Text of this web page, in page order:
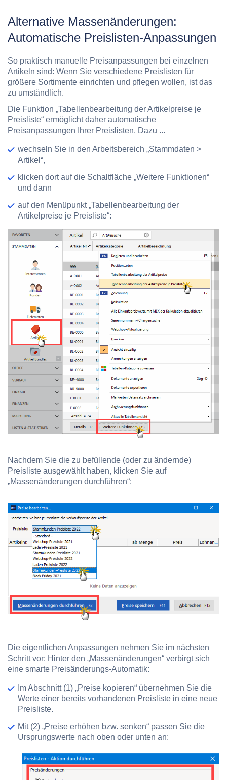
Alternative Massenänderungen:
Automatische Preislisten-Anpassungen
So praktisch manuelle Preisanpassungen bei einzelnen
Artikeln sind: Wenn Sie verschiedene Preislisten für
größere Sortimente einrichten und pflegen wollen, ist das
zu umständlich.
Die Funktion „Tabellenbearbeitung der Artikelpreise je
Preisliste“ ermöglicht daher automatische
Preisanpassungen Ihrer Preislisten. Dazu ...
wechseln Sie in den Arbeitsbereich „Stammdaten >
Artikel“,
klicken dort auf die Schaltfläche „Weitere Funktionen“
und dann
auf den Menüpunkt „Tabellenbearbeitung der
Artikelpreise je Preisliste“:
Nachdem Sie die zu befüllende (oder zu ändernde)
Preisliste ausgewählt haben, klicken Sie auf
„Massenänderungen durchführen“:
Die eigentlichen Anpassungen nehmen Sie im nächsten
Schritt vor: Hinter den „Massenänderungen“ verbirgt sich
eine smarte Preisänderungs-Automatik:
Im Abschnitt (1) „Preise kopieren“ übernehmen Sie die
Werte einer bereits vorhandenen Preisliste in eine neue
Preisliste.
Mit (2) „Preise erhöhen bzw. senken“ passen Sie die
Ursprungswerte nach oben oder unten an: